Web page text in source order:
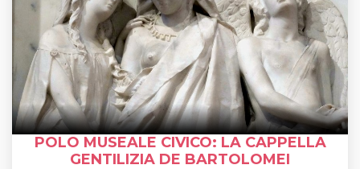
POLO MUSEALE CIVICO: LA CAPPELLA
GENTILIZIA DE BARTOLOMEI